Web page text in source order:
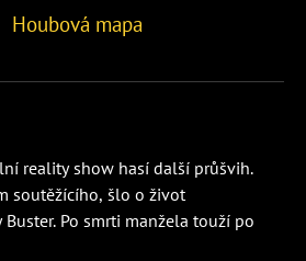
Houbová mapa
reality show hasí další průšvih.
soutěžícího, šlo o život
Po smrti manžela touží po